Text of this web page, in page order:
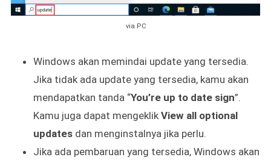
via PC
Windows akan memindai update yang tersedia.
Jika tidak ada update yang tersedia, kamu akan
mendapatkan tanda “You’re up to date sign”.
Kamu juga dapat mengeklik View all optional
updates dan menginstalnya jika perlu.
Jika ada pembaruan yang tersedia, Windows akan